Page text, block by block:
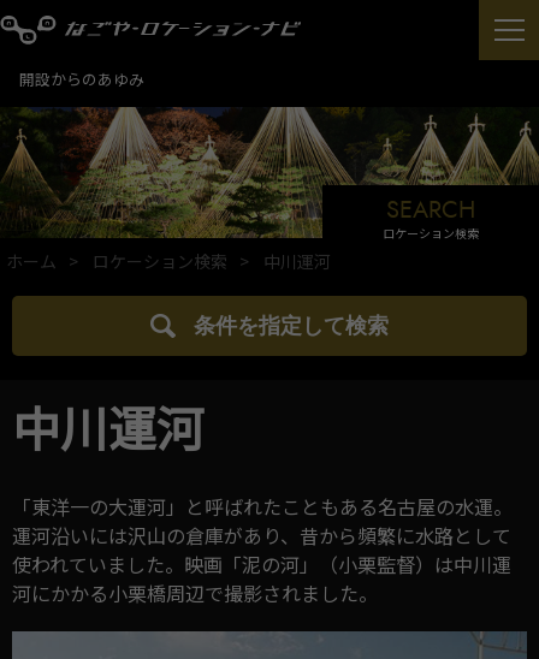
開設からのあゆみ
SEARCH
ロケーション検索
ホーム ロケーション検索 中川運河
条件を指定して検索
中川運河
「東洋一の大運河」と呼ばれたこともある名古屋の水運。
運河沿いには沢山の倉庫があり、昔から頻繁に水路として
使われていました。映画「泥の河」（小栗監督）は中川運
河にかかる小栗橋周辺で撮影されました。